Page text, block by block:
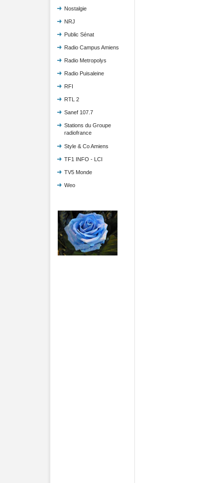
Nostalgie
NRJ
Public Sénat
Radio Campus Amiens
Radio Metropolys
Radio Puisaleine
RFI
RTL 2
Sanef 107.7
Stations du Groupe
radiofrance
Style & Co Amiens
TF1 INFO - LCI
TV5 Monde
Weo